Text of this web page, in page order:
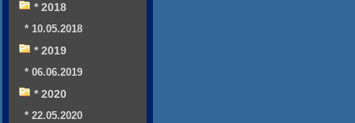
* 2018
* 10.05.2018
* 2019
* 06.06.2019
* 2020
* 22.05.2020